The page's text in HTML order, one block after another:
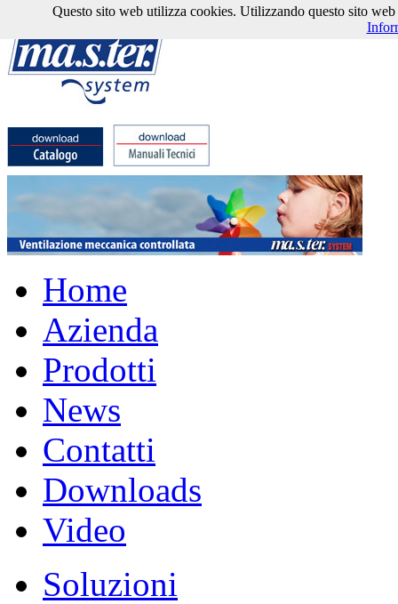
Home
Azienda
Prodotti
News
Contatti
Downloads
Video
Soluzioni
Questo sito web utilizza cookies. Utilizzando questo sito